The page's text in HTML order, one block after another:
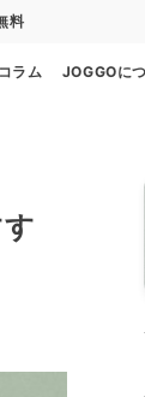
料
コラム JOGGOに